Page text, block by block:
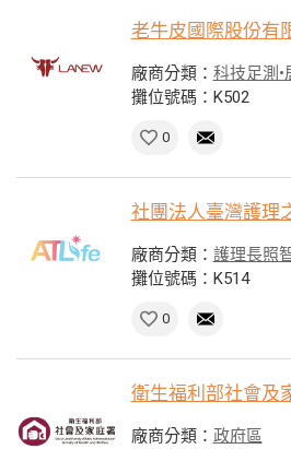
老牛皮國際股份有
廠商分類： 科技足測•
攤位號碼：K502
0
社團法人臺灣護理
廠商分類： 護理長照
攤位號碼：K514
0
衛生福利部社會及
廠商分類： 政府區